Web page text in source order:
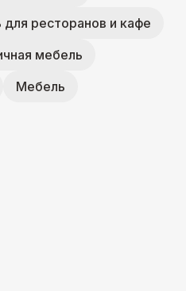
ресторанов и кафе
мебель
Мебель